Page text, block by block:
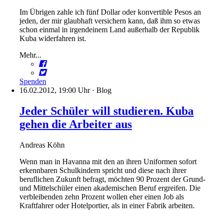
Im Übrigen zahle ich fünf Dollar oder konvertible Pesos an
jeden, der mir glaubhaft versichern kann, daß ihm so etwas
schon einmal in irgendeinem Land außerhalb der Republik
Kuba widerfahren ist.
Mehr...
Spenden
16.02.2012, 19:00 Uhr· Blog
Jeder Schüler will studieren. Kuba
gehen die Arbeiter aus
Andreas Köhn
Wenn man in Havanna mit den an ihren Uniformen sofort
erkennbaren Schulkindern spricht und diese nach ihrer
beruflichen Zukunft befragt, möchten 90 Prozent der Grund-
und Mittelschüler einen akademischen Beruf ergreifen. Die
verbleibenden zehn Prozent wollen eher einen Job als
Kraftfahrer oder Hotelportier, als in einer Fabrik arbeiten.